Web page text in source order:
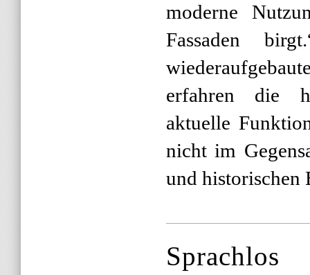
moderne
Fassaden
erfahren die
aktuelle
nicht im
und historischen
Sprachlos